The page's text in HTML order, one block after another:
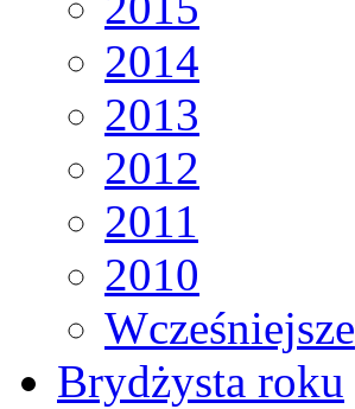
2014
2013
2012
2011
2010
Wcześniejsze
Brydżysta roku